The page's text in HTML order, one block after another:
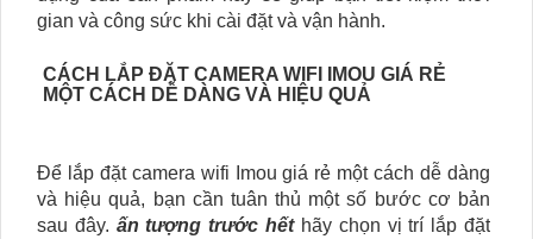
gian và công sức khi cài đặt và vận hành.
CÁCH LẮP ĐẶT CAMERA WIFI IMOU GIÁ RẺ
MỘT CÁCH DỄ DÀNG VÀ HIỆU QUẢ
Để lắp đặt camera wifi Imou giá rẻ một cách dễ dàng
và hiệu quả, bạn cần tuân thủ một số bước cơ bản
sau đây. ấn tượng trước hết hãy chọn vị trí lắp đặt